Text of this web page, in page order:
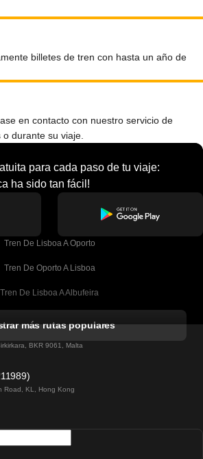
billetes de tren con hasta un año de
en contacto con nuestro servicio de
durante su viaje.
para cada paso de tu viaje:
ha sido tan fácil!
Tren De Lisboa A Oporto
Tren De Oporto A Lisboa
Tren De Lisboa A Albufeira
Tren De Lisboa A Lagos
Tren De Lisboa A Madrid
más rutas populares
BKR 9061, Malta
Road, KL, Hong Kong